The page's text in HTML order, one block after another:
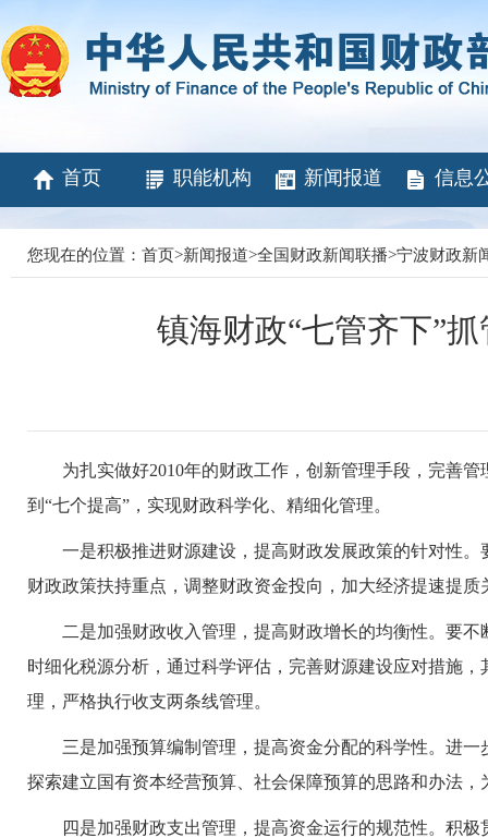
首页 职能机构 新闻报道 信息
您现在的位置： 首页>新闻报道>全国财政新闻联播>宁波财政新
镇海财政“七管齐下”
为扎实做好2010年的财政工作，创新管理手段，完善管
到“七个提高”，实现财政科学化、精细化管理。
一是积极推进财源建设，提高财政发展政策的针对性。
财政政策扶持重点，调整财政资金投向，加大经济提速提
二是加强财政收入管理，提高财政增长的均衡性。要不
时细化税源分析，通过科学评估，完善财源建设应对措施
理，严格执行收支两条线管理。
三是加强预算编制管理，提高资金分配的科学性。进一
探索建立国有资本经营预算、社会保障预算的思路和办法
四是加强财政支出管理，提高资金运行的规范性。积极